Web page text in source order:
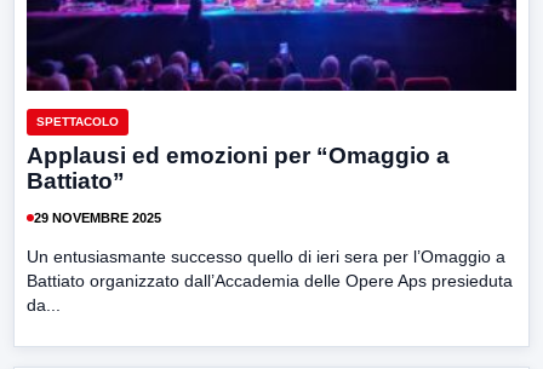
SPETTACOLO
Applausi ed emozioni per “Omaggio a
Battiato”
29 NOVEMBRE 2025
Un entusiasmante successo quello di ieri sera per l’Omaggio a
Battiato organizzato dall’Accademia delle Opere Aps presieduta
da...